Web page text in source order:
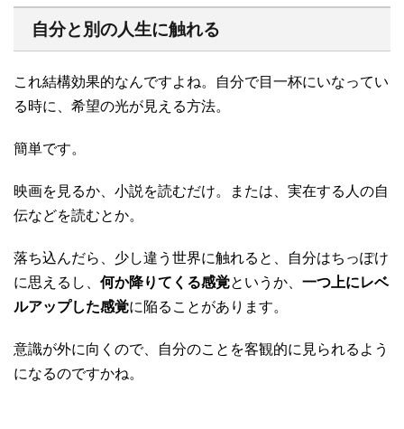
自分と別の人生に触れる
これ結構効果的なんですよね。自分で目一杯にいなってい
る時に、希望の光が見える方法。
簡単です。
映画を見るか、小説を読むだけ。または、実在する人の自
伝などを読むとか。
落ち込んだら、少し違う世界に触れると、自分はちっぽけ
に思えるし、 何か降りてくる感覚というか、 一つ上にレベ
ルアップした感覚に陥ることがあります。
意識が外に向くので、自分のことを客観的に見られるよう
になるのですかね。